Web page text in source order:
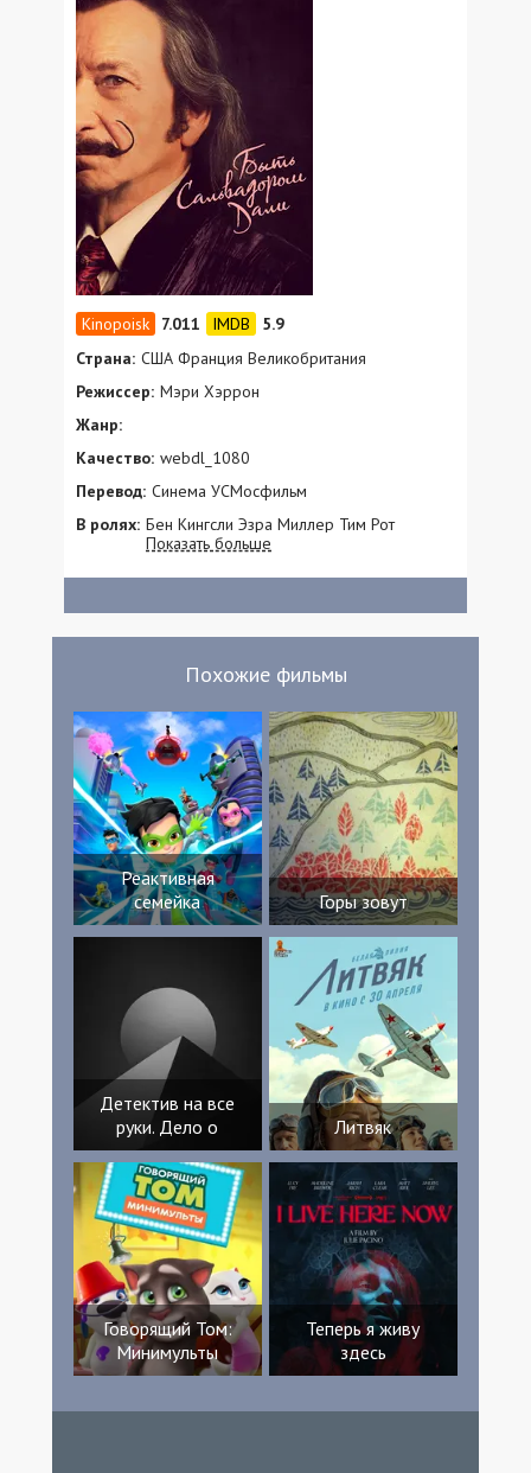
7.011
5.9
Страна: США Франция Великобритания
Режиссер: Мэри Хэррон
Жанр:
Качество: webdl_1080
Перевод: Синема УСМосфильм
В ролях: Бен Кингсли Эзра Миллер Тим Рот
Барбара Зукова Лесли Мэнвилл Авиталь
Александр Байер Андреа Пежич Сьюки
Ирина Мозо Альберто Манейро Гэвин
Джек Шаллу Эйтн Браун Мэттью Джеймс
Овенс Эбен Янг Барбара Уилшир Маркос
Д’Круз Conor Burns
Показать больше
Похожие фильмы
Реактивная
семейка
Горы зовут
Детектив на все
руки. Дело о
Литвяк
Говорящий Том:
Минимульты
Теперь я живу
здесь